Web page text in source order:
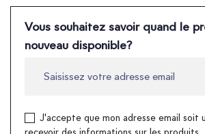
Vous souhaitez savoir quand le
nouveau disponible?
J'accepte que mon adresse email soit
recevoir des informations sur les produits.